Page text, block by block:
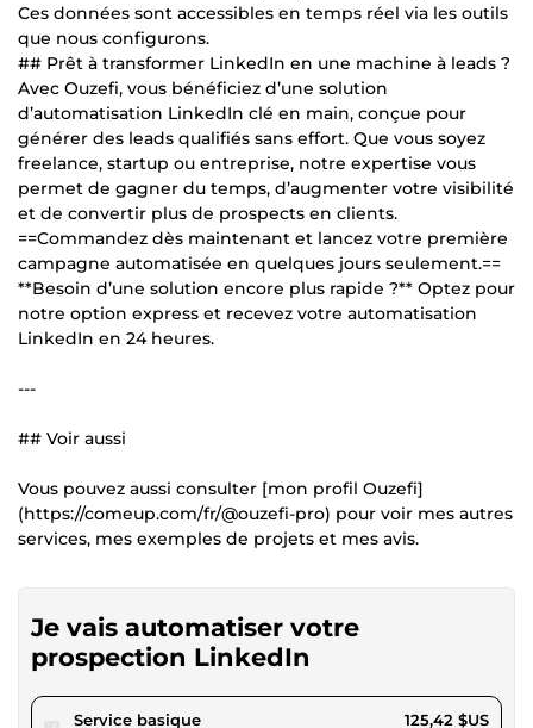
Ces données sont accessibles en temps réel via les outils
que nous configurons.
## Prêt à transformer LinkedIn en une machine à leads ?
Avec Ouzefi, vous bénéficiez d’une solution
d’automatisation LinkedIn clé en main, conçue pour
générer des leads qualifiés sans effort. Que vous soyez
freelance, startup ou entreprise, notre expertise vous
permet de gagner du temps, d’augmenter votre visibilité
et de convertir plus de prospects en clients.
==Commandez dès maintenant et lancez votre première
campagne automatisée en quelques jours seulement.==
**Besoin d’une solution encore plus rapide ?** Optez pour
notre option express et recevez votre automatisation
LinkedIn en 24 heures.
---
## Voir aussi
Vous pouvez aussi consulter [mon profil Ouzefi]
(https://comeup.com/fr/@ouzefi-pro) pour voir mes autres
services, mes exemples de projets et mes avis.
Je vais automatiser votre
prospection LinkedIn
Service basiquepour 115,59 $US 125,42 $US